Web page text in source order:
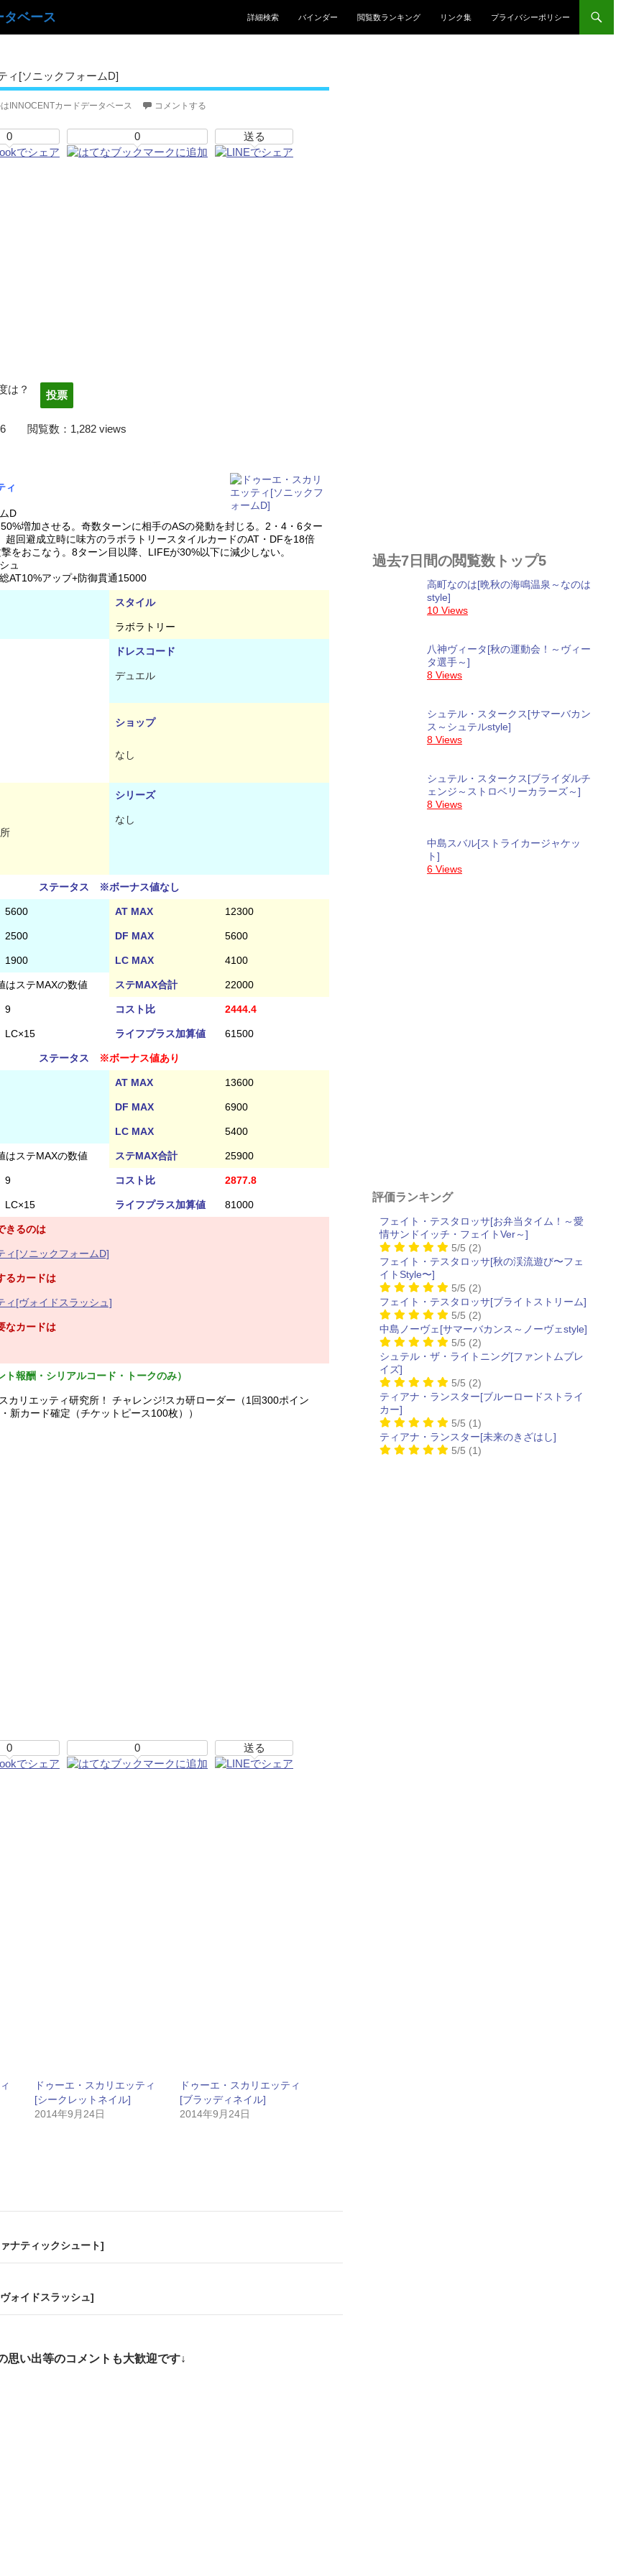
タベース
詳細検索
バインダー 閲覧数ランキング リンク集 プライバシーポリシー
ィ[ソニックフォームD]
INNOCENTカードデータベース コメントする
0 0 送る
は？
03/06 閲覧数：1,282 views
ィ
D
増加させる。奇数ターンに相手のASの発動を封じる。2・4・6ター
超回避成立時に味方のラボラトリースタイルカードのAT・DFを18倍
をおこなう。8ターン目以降、LIFEが30%以下に減少しない。
ュ
アップ+防御貫通15000
スタイル
ラボラトリー
ドレスコード
デュエル
ショップ
なし
シリーズ
なし
ステータス ※ボーナス値なし
5600 AT MAX 12300
2500 DF MAX 5600
1900 LC MAX 4100
はステMAXの数値 ステMAX合計 22000
9 コスト比 2444.4
LC×15 ライフプラス加算値 61500
ステータス ※ボーナス値あり
AT MAX 13600
DF MAX 6900
LC MAX 5400
はステMAXの数値 ステMAX合計 25900
9 コスト比 2877.8
LC×15 ライフプラス加算値 81000
きるのは
ィ[ソニックフォームD]
るカードは
ィ[ヴォイドスラッシュ]
なカードは
報酬・シリアルコード・トークのみ）
カリエッティ研究所！ チャレンジ!スカ研ローダー（1回300ポイン
新カード確定（チケットピース100枚））
0 0 送る
ドゥーエ・スカリエッティ
[シークレットネイル]
2014年9月24日
ドゥーエ・スカリエッティ
[ブラッディネイル]
2014年9月24日
ナティックシュート]
ォイドスラッシュ]
思い出等のコメントも大歓迎です↓
過去7日間の閲覧数トップ5
高町なのは[晩秋の海鳴温泉～なのは
style]
10 Views
八神ヴィータ[秋の運動会！～ヴィー
タ選手～]
8 Views
シュテル・スタークス[サマーバカン
ス～シュテルstyle]
8 Views
シュテル・スタークス[ブライダルチ
ェンジ～ストロベリーカラーズ～]
8 Views
中島スバル[ストライカージャケッ
ト]
6 Views
評価ランキング
フェイト・テスタロッサ[お弁当タイム！～愛
情サンドイッチ・フェイトVer～]
5/5 (2)
フェイト・テスタロッサ[秋の渓流遊び〜フェ
イトStyle〜]
5/5 (2)
フェイト・テスタロッサ[ブライトストリーム]
5/5 (2)
中島ノーヴェ[サマーバカンス～ノーヴェstyle]
5/5 (2)
シュテル・ザ・ライトニング[ファントムブレ
イズ]
5/5 (2)
ティアナ・ランスター[ブルーロードストライ
カー]
5/5 (1)
ティアナ・ランスター[未来のきざはし]
5/5 (1)